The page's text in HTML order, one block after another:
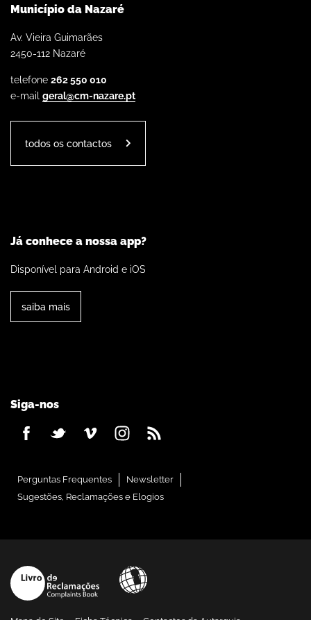
Município da Nazaré
Av. Vieira Guimarães
2450-112 Nazaré
telefone 262 550 010
e-mail geral@cm-nazare.pt
todos os contactos
Já conhece a nossa app?
Disponível para Android e iOS
saiba mais
Siga-nos
Perguntas Frequentes
Newsletter
Sugestões, Reclamações e Elogios